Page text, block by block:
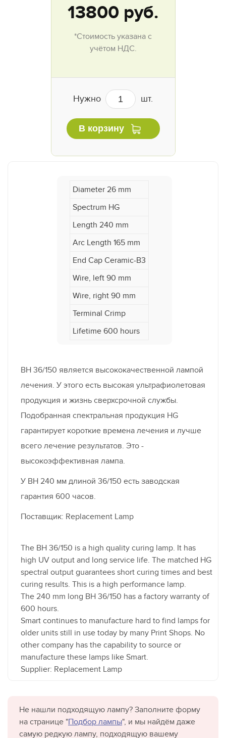
13800 руб.
*Стоимость указана с
учётом НДС.
Нужно шт.
В корзину
Diameter 26 mm
Spectrum HG
Length 240 mm
Arc Length 165 mm
End Cap Ceramic-B3
Wire, left 90 mm
Wire, right 90 mm
Terminal Crimp
Lifetime 600 hours
BH 36/150 является высококачественной лампой
лечения. У этого есть высокая ультрафиолетовая
продукция и жизнь сверхсрочной службы.
Подобранная спектральная продукция HG
гарантирует короткие времена лечения и лучше
всего лечение результатов. Это -
высокоэффективная лампа.
У BH 240 мм длиной 36/150 есть заводская
гарантия 600 часов.
Поставщик: Replacement Lamp
The BH 36/150 is a high quality curing lamp. It has
high UV output and long service life. The matched HG
spectral output guarantees short curing times and best
curing results. This is a high performance lamp.
The 240 mm long BH 36/150 has a factory warranty of
600 hours.
Smart continues to manufacture hard to find lamps for
older units still in use today by many Print Shops. No
other company has the capability to source or
manufacture these lamps like Smart.
Supplier: Replacement Lamp
Не нашли подходящую лампу? Заполните форму
на странице "Подбор лампы", и мы найдём даже
самую редкую лампу, подходящую вашему